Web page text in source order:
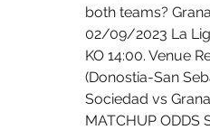
both teams?
02/09/2023 La
KO 14:00. Venue
(Donostia-San
Sociedad vs
MATCHUP ODDS